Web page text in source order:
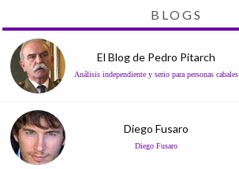
BLOGS
El Blog de Pedro Pitarch
Análisis independiente y serio para personas cabales
Diego Fusaro
Diego Fusaro